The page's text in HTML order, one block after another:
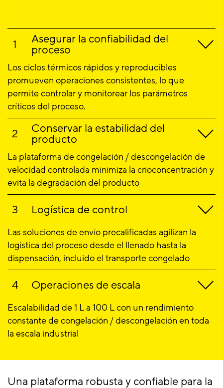
Asegurar la confiabilidad del
proceso
Los ciclos térmicos rápidos y reproducibles
promueven operaciones consistentes, lo que
permite controlar y monitorear los parámetros
críticos del proceso.
Conservar la estabilidad del
producto
La plataforma de congelación / descongelación de
velocidad controlada minimiza la crioconcentración y
evita la degradación del producto
Logística de control
Las soluciones de envío precalificadas agilizan la
logística del proceso desde el llenado hasta la
dispensación, incluido el transporte congelado
Operaciones de escala
Escalabilidad de 1 L a 100 L con un rendimiento
constante de congelación / descongelación en toda
la escala industrial
Una plataforma robusta y confiable para la